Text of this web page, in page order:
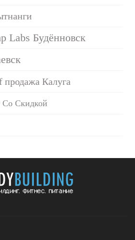
Labs Будённовск
Калуга
Со Скидкой